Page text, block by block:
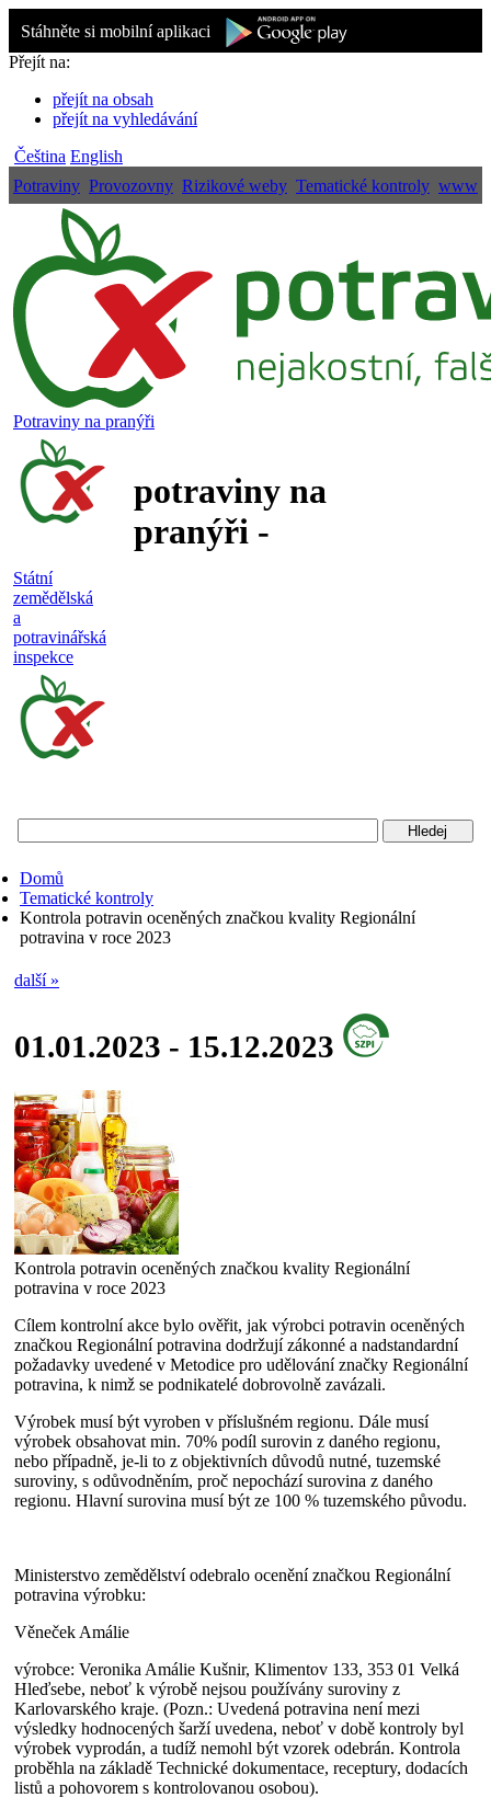
Stáhněte si mobilní aplikaci
Přejít na:
přejít na obsah
přejít na vyhledávání
Čeština English
Potraviny Provozovny Rizikové weby Tematické kontroly www
Potraviny na pranýři
potraviny na
pranýři -
Státní
zemědělská
a
potravinářská
inspekce
potravinářská
inspekce
Domů
Tematické kontroly
Kontrola potravin oceněných značkou kvality Regionální
potravina v roce 2023
další »
01.01.2023 - 15.12.2023
Kontrola potravin oceněných značkou kvality Regionální
potravina v roce 2023
Cílem kontrolní akce bylo ověřit, jak výrobci potravin oceněných
značkou Regionální potravina dodržují zákonné a nadstandardní
požadavky uvedené v Metodice pro udělování značky Regionální
potravina, k nimž se podnikatelé dobrovolně zavázali.
Výrobek musí být vyroben v příslušném regionu. Dále musí
výrobek obsahovat min. 70% podíl surovin z daného regionu,
nebo případně, je-li to z objektivních důvodů nutné, tuzemské
suroviny, s odůvodněním, proč nepochází surovina z daného
regionu. Hlavní surovina musí být ze 100 % tuzemského původu.
Ministerstvo zemědělství odebralo ocenění značkou Regionální
potravina výrobku:
Věneček Amálie
výrobce: Veronika Amálie Kušnir, Klimentov 133, 353 01 Velká
Hleďsebe, neboť k výrobě nejsou používány suroviny z
Karlovarského kraje. (Pozn.: Uvedená potravina není mezi
výsledky hodnocených šarží uvedena, neboť v době kontroly byl
výrobek vyprodán, a tudíž nemohl být vzorek odebrán. Kontrola
proběhla na základě Technické dokumentace, receptury, dodacích
listů a pohovorem s kontrolovanou osobou).